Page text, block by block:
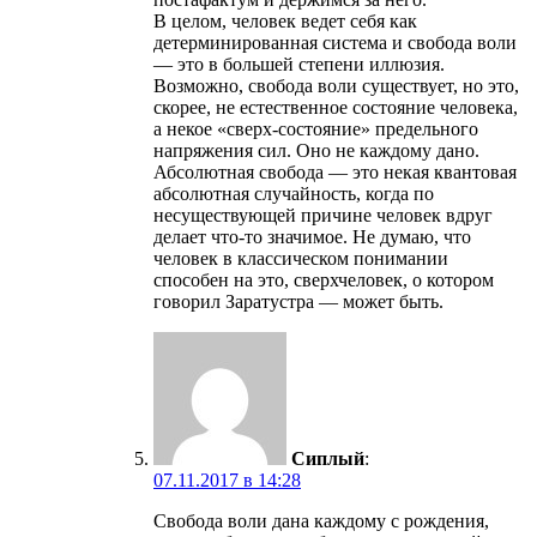
В целом, человек ведет себя как
детерминированная система и свобода воли
— это в большей степени иллюзия.
Возможно, свобода воли существует, но это,
скорее, не естественное состояние человека,
а некое «сверх-состояние» предельного
напряжения сил. Оно не каждому дано.
Абсолютная свобода — это некая квантовая
абсолютная случайность, когда по
несуществующей причине человек вдруг
делает что-то значимое. Не думаю, что
человек в классическом понимании
способен на это, сверхчеловек, о котором
говорил Заратустра — может быть.
Сиплый:
07.11.2017 в 14:28
Свобода воли дана каждому с рождения,